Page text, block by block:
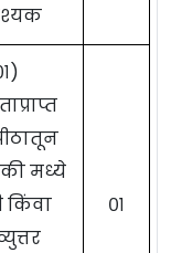
मध्ये
किंवा
०१